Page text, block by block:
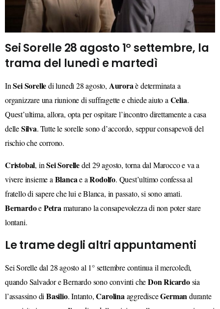
Sei Sorelle 28 agosto 1° settembre, la
trama del lunedì e martedì
InSei Sorelledi lunedì 28 agosto, Auroraè determinata a
organizzare una riunione di suffragette e chiede aiuto a Celia.
Quest’ultima, allora, opta per ospitare l’incontro direttamente a casa
delleSilva. Tutte le sorelle sono d’accordo, seppur consapevoli del
rischio che corrono.
Cristobal, inSei Sorelledel 29 agosto, torna dal Marocco e va a
vivere insieme a Blancae aRodolfo. Quest’ultimo confessa al
fratello di sapere che lui e Blanca, in passato, si sono amati.
BernardoePetramaturano la consapevolezza di non poter stare
lontani.
Le trame degli altri appuntamenti
Sei Sorelle dal 28 agosto al 1° settembre continua il mercoledì,
quando Salvador e Bernardo sono convinti cheDon Ricardosia
l’assassino diBasilio. Intanto,CarolinaaggredisceGermandurante